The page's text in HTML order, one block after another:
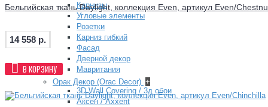
Карнизы
Угловые элементы
Розетки
Карниз гибкий
Фасад
Дверной декор
Мавритания
Орак Декор (Orac Decor) +
3D Wall Covering / 3д обои
Аксен / Axxent
Бельгийская ткань Daylight, коллекция Even, артикул Even/
14 558 р.
В КОРЗИНУ